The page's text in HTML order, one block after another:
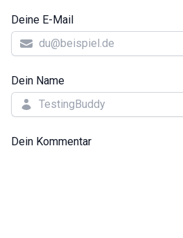
Deine E-Mail
Dein Name
Dein Kommentar